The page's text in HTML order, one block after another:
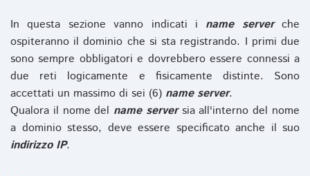
In questa sezione vanno indicati i name serverche
ospiteranno il dominio che si sta registrando. I primi due
sono sempre obbligatori e dovrebbero essere connessi a
due reti logicamente e fisicamente distinte. Sono
accettati un massimo di sei (6) name server.
Qualora il nome del name serversia all'interno del nome
a dominio stesso, deve essere specificato anche il suo
indirizzo IP.